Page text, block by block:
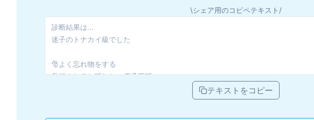
\シェア用のコピペテキスト/
テキストをコピー